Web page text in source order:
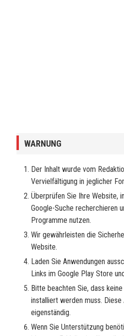
WARNUNG
Der Inhalt wurde vom
Vervielfältigung in jeglicher
Überprüfen Sie Ihre Website,
Google-Suche recherchieren
Programme nutzen.
Wir gewährleisten die
Website.
Laden Sie Anwendungen
Links im Google Play Store
Bitte beachten Sie, dass
installiert werden muss.
eigenständig.
Wenn Sie Unterstützung